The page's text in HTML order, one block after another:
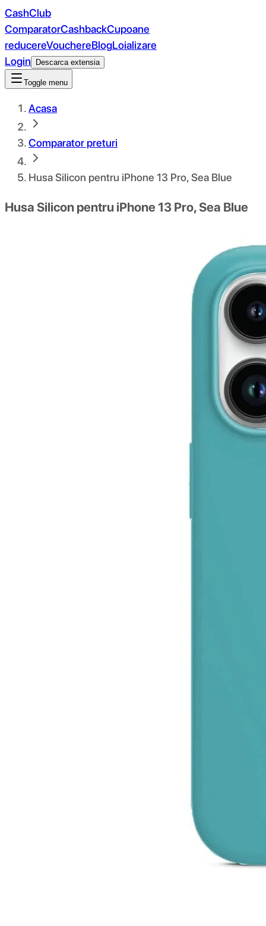
CashClub
ComparatorCashbackCupoane
reducereVouchereBlogLoializare
Login
Descarca extensia
Toggle menu
Acasa
Comparator preturi
Husa Silicon pentru iPhone 13 Pro, Sea Blue
Husa Silicon pentru iPhone 13 Pro, Sea Blue